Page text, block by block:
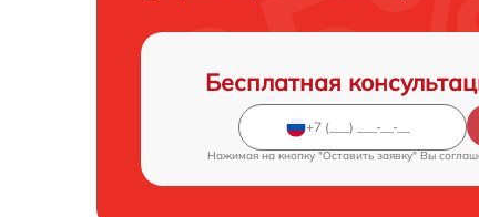
Бесплатная
Нажимая на кнопку "Оставить заявку" Вы